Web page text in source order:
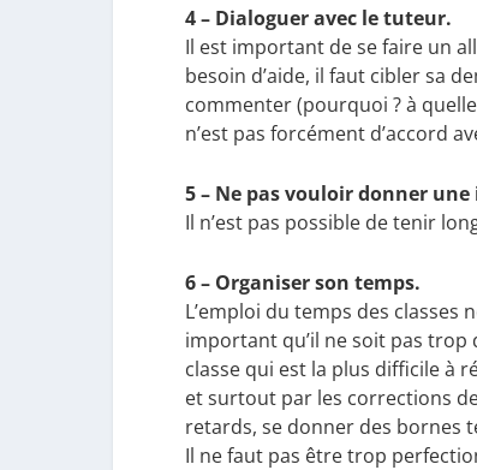
4 – Dialoguer avec le tuteur.
Il est important de se faire un
besoin d’aide, il faut cibler sa
commenter (pourquoi ? à
n’est pas forcément d’accord
5 – Ne pas vouloir donner
Il n’est pas possible de tenir
6 – Organiser son temps.
L’emploi du temps des classes
important qu’il ne soit pas trop
classe qui est la plus difficile à
et surtout par les corrections
retards, se donner des bornes
Il ne faut pas être trop